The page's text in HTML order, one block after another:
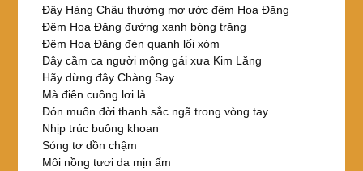
Đây Hàng Châu thường mơ ước đêm Hoa Đăng
Đêm Hoa Đăng đường xanh bóng trăng
Đêm Hoa Đăng đèn quanh lối xóm
Đây cầm ca người mộng gái xưa Kim Lăng
Hãy dừng đây Chàng Say
Mà điên cuồng lơi lả
Đón muôn đời thanh sắc ngã trong vòng tay
Nhịp trúc buông khoan
Sóng tơ dồn chậm
Môi nồng tươi da mịn ấm